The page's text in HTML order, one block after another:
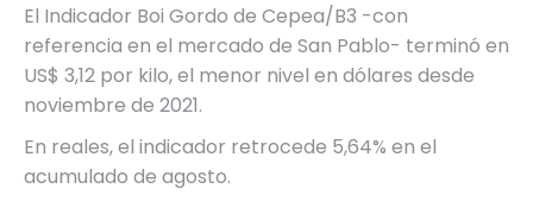
El Indicador Boi Gordo de Cepea/B3 -con
referencia en el mercado de San Pablo- terminó en
US$ 3,12 por kilo, el menor nivel en dólares desde
noviembre de 2021.
En reales, el indicador retrocede 5,64% en el
acumulado de agosto.